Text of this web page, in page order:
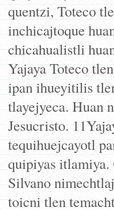
quentzi, Toteco
inchicajtoque
chicahualistli
Yajaya Toteco
ipan ihueyitilis
tlayejyeca. Huan
Jesucristo.
tequihuejcayotl
quipiyas itlamiya.
Silvano
toicni tlen